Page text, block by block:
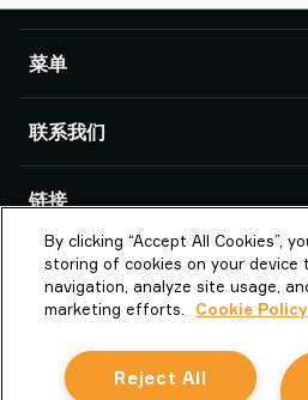
菜单
产品
成功案例
关于我们
Vaculex 就是 TAWI
Sustainability at TAWI
真空起重术语表
联系我们
TAWI 办公室及合作伙伴
派亚博真空技术（上海）有限公司
上海市闵行区中春路1288号金地威新
园13号楼3楼 201109 上海市
la.cn.info@piab.com
链接
关于Piab Group
TAWI – Part of Piab Group
职业机会
条款和条件
Cookie 政策
By clicking “Accept All Cookies”,
storing of cookies on your device
navigation, analyze site usage,
marketing efforts.
Cookie Policy
Reject All